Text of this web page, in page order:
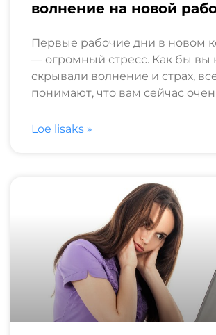
волнение на новой
Первые рабочие дни в новом
— огромный стресс. Как бы вы
скрывали волнение и страх,
понимают, что вам сейчас
Loe lisaks »